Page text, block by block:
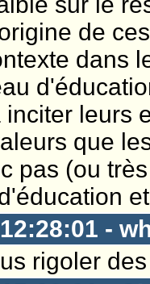
de
dans
leurs
que
pas (ou
-
rigoler